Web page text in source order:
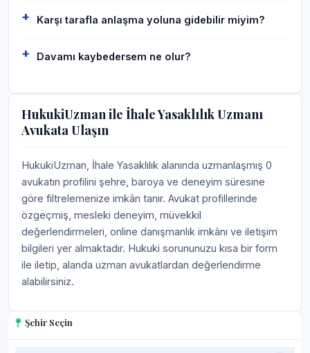
Şehir Seçin
Karşı tarafla anlaşma yoluna gidebilir miyim?
Davamı kaybedersem ne olur?
HukukiUzman ile İhale Yasaklılık Uzmanı
Avukata Ulaşın
HukukiUzman, İhale Yasaklılık alanında uzmanlaşmış 0
avukatın profilini şehre, baroya ve deneyim süresine
göre filtrelemenize imkân tanır. Avukat profillerinde
özgeçmiş, mesleki deneyim, müvekkil
değerlendirmeleri, online danışmanlık imkânı ve iletişim
bilgileri yer almaktadır. Hukuki sorununuzu kısa bir form
ile iletip, alanda uzman avukatlardan değerlendirme
alabilirsiniz.